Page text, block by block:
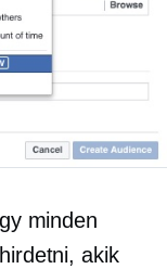
minden
akik